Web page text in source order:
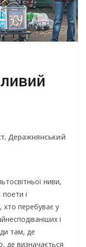
Деражнянський
ниви,
поети і
хто перебуває у
і
там, де
де визначається